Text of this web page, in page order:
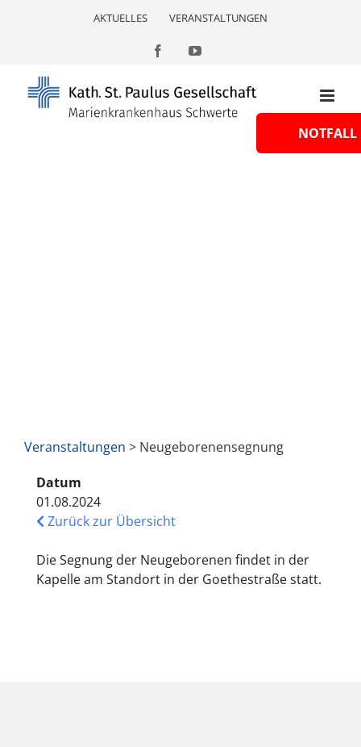
AKTUELLES VERANSTALTUNGEN
FacebookYouTube
Veranstaltungen > Neugeborenensegnung
Datum
01.08.2024
Zurück zur Übersicht
Die Segnung der Neugeborenen findet in der
Kapelle am Standort in der Goethestraße statt.
NOTFALL